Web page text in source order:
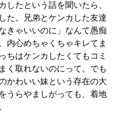
したという話を聞いたら、
た。兄弟とケンカした友達
きゃいいのに」なんて愚痴
内心めちゃくちゃキレてま
ちはケンカしたくてもコミ
く取れないのにって。でも
かわいい妹という存在の大
うらやましがっても、着地